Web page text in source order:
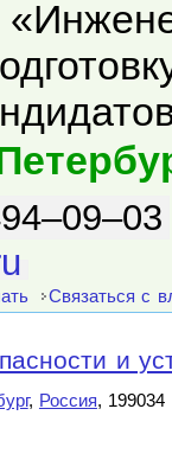
Связаться с
и
, Россия, 199034